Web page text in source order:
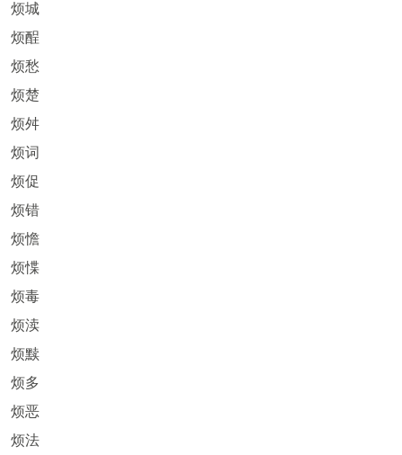
烦城
烦酲
烦愁
烦楚
烦舛
烦词
烦促
烦错
烦憺
烦惵
烦毒
烦渎
烦黩
烦多
烦恶
烦法